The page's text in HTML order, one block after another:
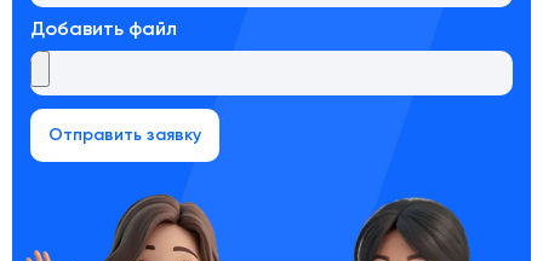
Добавить файл
Отправить заявку